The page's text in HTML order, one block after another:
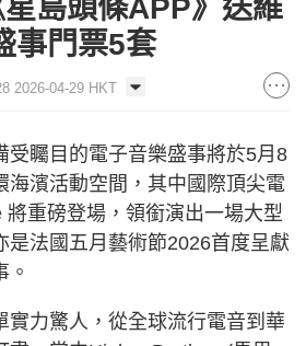
島頭條APP》送維
事門票5套
2026-04-29 HKT
受矚目的電子音樂盛事將於5月8
海濱活動空間，其中國際頂尖電
將重磅登場，領銜演出一場大型
是法國五月藝術節2026首度呈獻
。
實力驚人，從全球流行電音到華